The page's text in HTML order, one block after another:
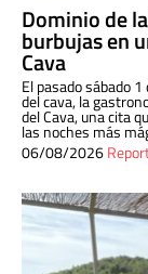
Dominio de
burbujas en
Cava
El pasado sábado
del cava, la
del Cava, una cita
las noches más
06/08/2026